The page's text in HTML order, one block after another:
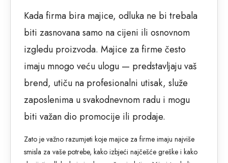
Kada firma bira majice, odluka ne bi trebala
biti zasnovana samo na cijeni ili osnovnom
izgledu proizvoda. Majice za firme često
imaju mnogo veću ulogu — predstavljaju vaš
brend, utiču na profesionalni utisak, služe
zaposlenima u svakodnevnom radu i mogu
biti važan dio promocije ili prodaje.
Zato je važno razumjeti koje majice za firme imaju najviše
smisla za vaše potrebe, kako izbjeći najčešće greške i kako